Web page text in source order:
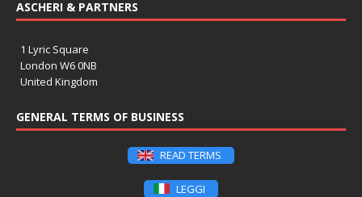
ASCHERI & PARTNERS
1 Lyric Square
London W6 0NB
United Kingdom
GENERAL TERMS OF BUSINESS
READ TERMS
LEGGI